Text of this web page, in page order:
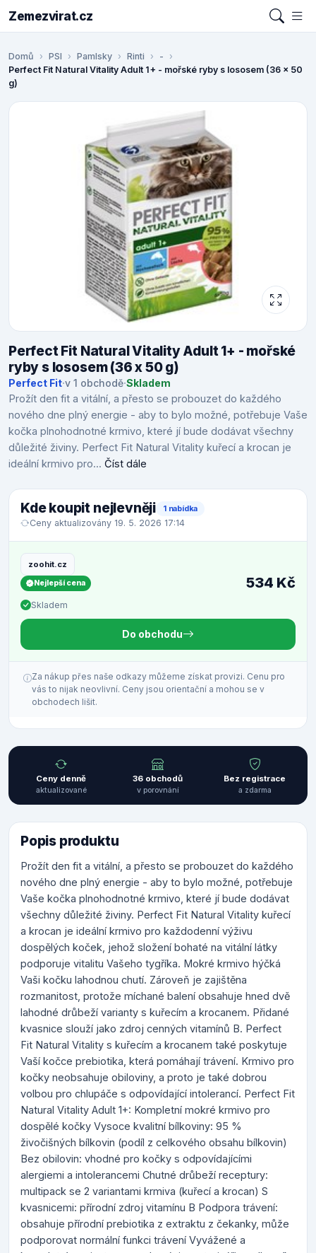
Zemezvirat.cz
Domů PSI Pamlsky Rinti
-
Perfect Fit Natural Vitality Adult 1+ - mořské ryby s lososem (36 x 50
g)
Perfect Fit Natural Vitality Adult 1+ - mořské
ryby s lososem (36 x 50 g)
Perfect Fit·v 1 obchodě·Skladem
Prožít den fit a vitální, a přesto se probouzet do každého
nového dne plný energie - aby to bylo možné, potřebuje Vaše
kočka plnohodnotné krmivo, které jí bude dodávat všechny
důležité živiny. Perfect Fit Natural Vitality kuřecí a krocan je
ideální krmivo pro... Číst dále
Kde koupit nejlevněji 1 nabídka
Ceny aktualizovány 19. 5. 2026 17:14
zoohit.cz
Nejlepší cena
Skladem
534 Kč
Do obchodu
Za nákup přes naše odkazy můžeme získat provizi. Cenu pro
vás to nijak neovlivní. Ceny jsou orientační a mohou se v
obchodech lišit.
Ceny denně
aktualizované
36 obchodů
v porovnání
Bez registrace
a zdarma
Popis produktu
Prožít den fit a vitální, a přesto se probouzet do každého
nového dne plný energie - aby to bylo možné, potřebuje
Vaše kočka plnohodnotné krmivo, které jí bude dodávat
všechny důležité živiny. Perfect Fit Natural Vitality kuřecí
a krocan je ideální krmivo pro každodenní výživu
dospělých koček, jehož složení bohaté na vitální látky
podporuje vitalitu Vašeho tygříka. Mokré krmivo hýčká
Vaši kočku lahodnou chutí. Zároveň je zajištěna
rozmanitost, protože míchané balení obsahuje hned dvě
lahodné drůbeží varianty s kuřecím a krocanem. Přidané
kvasnice slouží jako zdroj cenných vitamínů B. Perfect
Fit Natural Vitality s kuřecím a krocanem také poskytuje
Vaší kočce prebiotika, která pomáhají trávení. Krmivo pro
kočky neobsahuje obiloviny, a proto je také dobrou
volbou pro chlupáče s odpovídající intolerancí. Perfect Fit
Natural Vitality Adult 1+: Kompletní mokré krmivo pro
dospělé kočky Vysoce kvalitní bílkoviny: 95 %
živočišných bílkovin (podíl z celkového obsahu bílkovin)
Bez obilovin: vhodné pro kočky s odpovídajícími
alergiemi a intolerancemi Chutné drůbeží receptury:
multipack se 2 variantami krmiva (kuřecí a krocan) S
kvasnicemi: přírodní zdroj vitamínu B Podpora trávení:
obsahuje přírodní prebiotika z extraktu z čekanky, může
podporovat normální funkci trávení Vyvážené a